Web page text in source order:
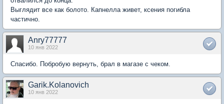
Выглядит все как болото. Капнелла живет, ксения погибла
частично.
Anry77777
10 янв 2022
Спасибо. Побробую вернуть, брал в магазе с чеком.
Garik.Kolanovich
10 янв 2022